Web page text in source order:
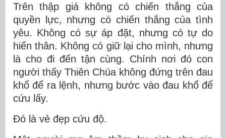
Trên thập giá không có chiến thắng của
quyền lực, nhưng có chiến thắng của tình
yêu. Không có sự áp đặt, nhưng có tự do
hiến thân. Không có giữ lại cho mình, nhưng
là cho đi đến tận cùng. Chính nơi đó con
người thấy Thiên Chúa không đứng trên đau
khổ để ra lệnh, nhưng bước vào đau khổ để
cứu lấy.
Đó là vẻ đẹp cứu độ.